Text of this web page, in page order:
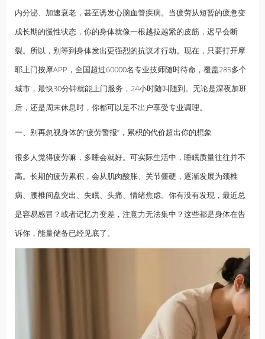
内分泌、加速衰老，甚至诱发心脑血管疾病。当疲劳从短暂的疲惫变
成长期的慢性状态，你的身体就像一根越拉越紧的皮筋，迟早会断
裂。所以，别等到身体发出更强烈的抗议才行动。现在，只要打开摩
耶上门按摩APP，全国超过60000名专业技师随时待命，覆盖285多个
城市，最快30分钟就能上门服务，24小时随叫随到。无论是深夜加班
后，还是周末休息时，你都可以足不出户享受专业调理。
一、别再忽视身体的“疲劳警报”，累积的代价超出你的想象
很多人觉得疲劳嘛，多睡会就好。可实际生活中，睡眠质量往往并不
高。长期的疲劳累积，会从肌肉酸胀、关节僵硬，逐渐发展为颈椎
病、腰椎间盘突出、 失眠、头痛、情绪焦虑。你有没有发现，最近总
是容易感冒？或者记忆力变差，注意力无法集中？这些都是身体在告
诉你，能量储备已经见底了。